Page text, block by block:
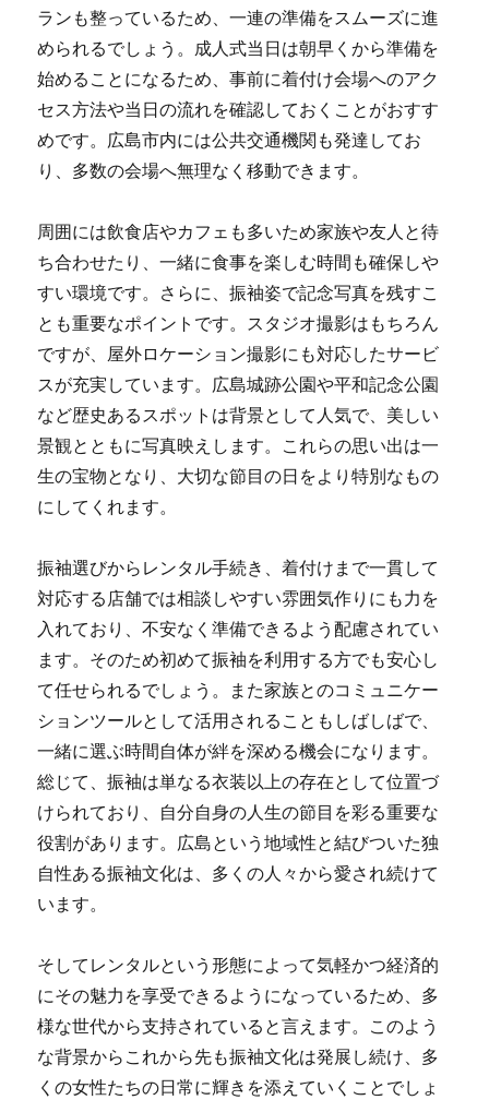
ランも整っているため、一連の準備をスムーズに進
められるでしょう。成人式当日は朝早くから準備を
始めることになるため、事前に着付け会場へのアク
セス方法や当日の流れを確認しておくことがおすす
めです。広島市内には公共交通機関も発達してお
り、多数の会場へ無理なく移動できます。
周囲には飲食店やカフェも多いため家族や友人と待
ち合わせたり、一緒に食事を楽しむ時間も確保しや
すい環境です。さらに、振袖姿で記念写真を残すこ
とも重要なポイントです。スタジオ撮影はもちろん
ですが、屋外ロケーション撮影にも対応したサービ
スが充実しています。広島城跡公園や平和記念公園
など歴史あるスポットは背景として人気で、美しい
景観とともに写真映えします。これらの思い出は一
生の宝物となり、大切な節目の日をより特別なもの
にしてくれます。
振袖選びからレンタル手続き、着付けまで一貫して
対応する店舗では相談しやすい雰囲気作りにも力を
入れており、不安なく準備できるよう配慮されてい
ます。そのため初めて振袖を利用する方でも安心し
て任せられるでしょう。また家族とのコミュニケー
ションツールとして活用されることもしばしばで、
一緒に選ぶ時間自体が絆を深める機会になります。
総じて、振袖は単なる衣装以上の存在として位置づ
けられており、自分自身の人生の節目を彩る重要な
役割があります。広島という地域性と結びついた独
自性ある振袖文化は、多くの人々から愛され続けて
います。
そしてレンタルという形態によって気軽かつ経済的
にその魅力を享受できるようになっているため、多
様な世代から支持されていると言えます。このよう
な背景からこれから先も振袖文化は発展し続け、多
くの女性たちの日常に輝きを添えていくことでしょ